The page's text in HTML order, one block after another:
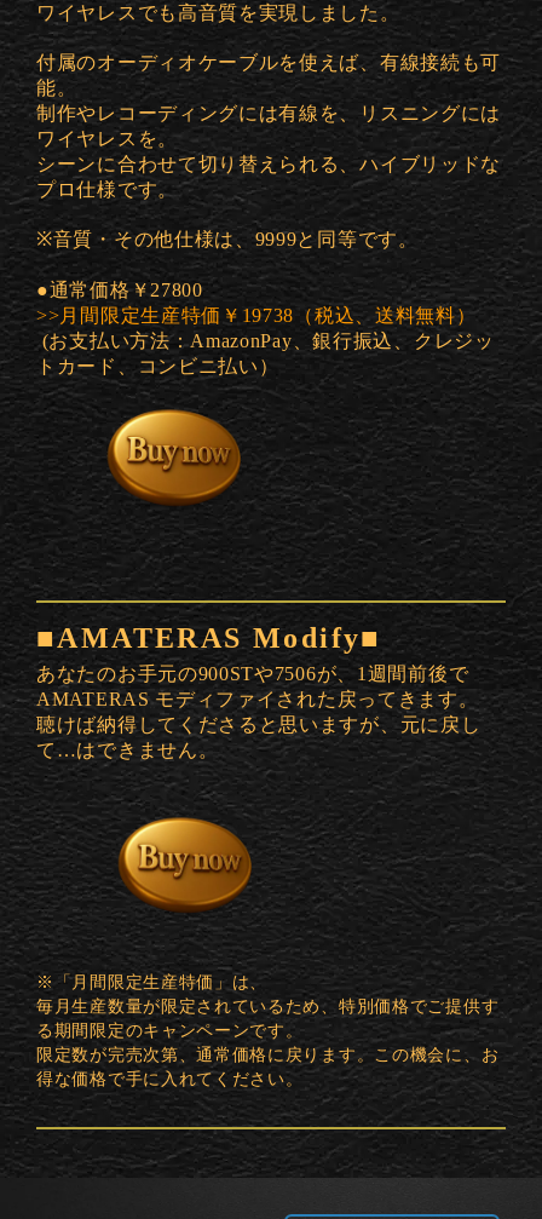
ワイヤレスでも高音質を実現しました。
付属のオーディオケーブルを使えば、有線接続も可
能。
制作やレコーディングには有線を、リスニングには
ワイヤレスを。
シーンに合わせて切り替えられる、ハイブリッドな
プロ仕様です。
※音質・その他仕様は、9999と同等です。
●通常価格￥27800
>>月間限定生産特価￥19738（税込、送料無料）
(お支払い方法：AmazonPay、銀行振込、クレジッ
トカード、コンビニ払い）
■AMATERAS Modify■
あなたのお手元の900STや7506が、1週間前後で
AMATERAS モディファイされた戻ってきます。
聴けば納得してくださると思いますが、元に戻し
て…はできません。
※「月間限定生産特価」は、
毎月生産数量が限定されているため、特別価格でご提供す
る期間限定のキャンペーンです。
限定数が完売次第、通常価格に戻ります。この機会に、お
得な価格で手に入れてください。